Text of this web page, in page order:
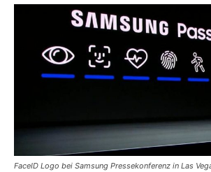
FaceID Logo bei Samsung Pressekonferenz in Las